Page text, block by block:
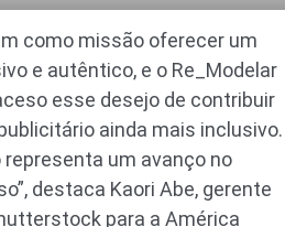
como missão oferecer um
e autêntico, e o Re_Modelar
esse desejo de contribuir
ainda mais inclusivo.
representa um avanço no
destaca Kaori Abe, gerente
para a América